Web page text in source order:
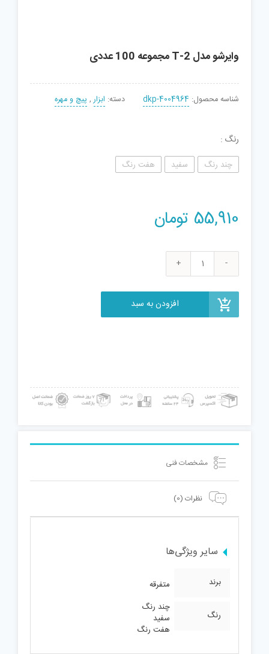
وایرشو مدل T-2 مجموعه 100 عددی
شناسه محصول: dkp-4004964 دسته: ابزار , پیچ و مهره
رنگ
چند رنگ سفید هفت رنگ
55,910 تومان
وایرشو
افزودن به سبد
مشخصات فنی
نظرات (0)
سایر ویژگی‌ها
برند متفرقه
رنگ
چند رنگ
سفید
هفت رنگ